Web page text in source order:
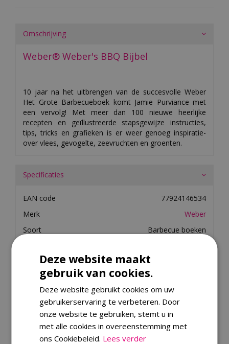
Omschrijving
Weber® Weber's BBQ Bijbel
10 jaar na het uitbrengen van de succesvolle Weber
Het Grote Barbecueboek komt Jamie Purviance met
een vervolg! Met meer dan 100 nieuwe heerlijke
recepten en geïllustreerde stapsgewijze instructies,
tips, tricks en grafieken is er weer genoeg inspiratie-
over vlees, gevogelte, zeevruchten en groenten.
Specificaties
EAN code
77924146534
Merk
Weber
Soort
Barbecue boeken
Dit product kopen
Kijk ook eens naar:
Deze website maakt
gebruik van cookies.
Deze website gebruikt cookies om uw
gebruikerservaring te verbeteren. Door
onze website te gebruiken, stemt u in
met alle cookies in overeenstemming met
ons Cookiebeleid. Lees verder